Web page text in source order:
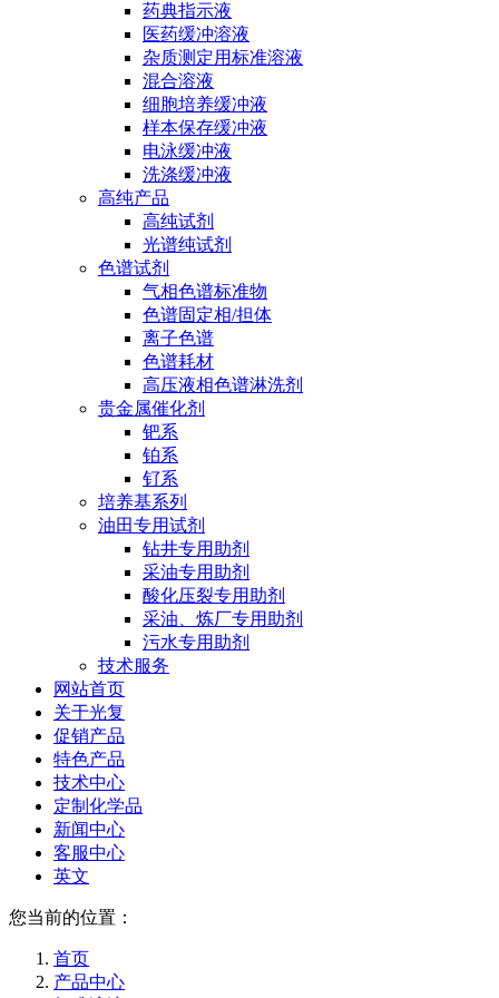
药典指示液
医药缓冲溶液
杂质测定用标准溶液
混合溶液
细胞培养缓冲液
样本保存缓冲液
电泳缓冲液
洗涤缓冲液
高纯产品
高纯试剂
光谱纯试剂
色谱试剂
气相色谱标准物
色谱固定相/担体
离子色谱
色谱耗材
高压液相色谱淋洗剂
贵金属催化剂
钯系
铂系
钌系
培养基系列
油田专用试剂
钻井专用助剂
采油专用助剂
酸化压裂专用助剂
采油、炼厂专用助剂
污水专用助剂
技术服务
网站首页
关于光复
促销产品
特色产品
技术中心
定制化学品
新闻中心
客服中心
英文
您当前的位置：
首页
产品中心